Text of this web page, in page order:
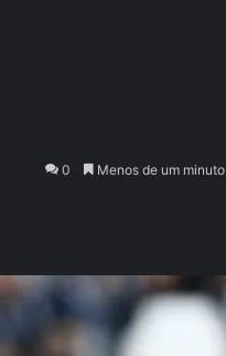
0 Menos de um minuto